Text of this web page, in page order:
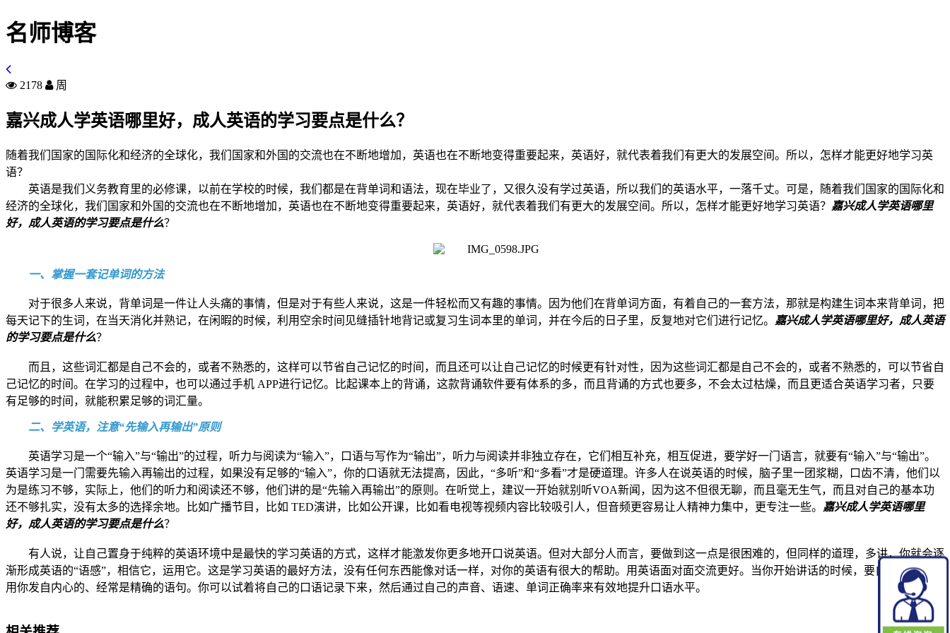
名师博客
2178 周
嘉兴成人学英语哪里好，成人英语的学习要点是什么？
随着我们国家的国际化和经济的全球化，我们国家和外国的交流也在不断地增加，英语也在不断地变得重要起来，英语好，就代表着我们有更大的发展空间。所以，怎样才能更好地学习英
语？
英语是我们义务教育里的必修课，以前在学校的时候，我们都是在背单词和语法，现在毕业了，又很久没有学过英语，所以我们的英语水平，一落千丈。可是，随着我们国家的国际化和
经济的全球化，我们国家和外国的交流也在不断地增加，英语也在不断地变得重要起来，英语好，就代表着我们有更大的发展空间。所以，怎样才能更好地学习英语？ 嘉兴成人学英语哪里
好，成人英语的学习要点是什么？
一、掌握一套记单词的方法
对于很多人来说，背单词是一件让人头痛的事情，但是对于有些人来说，这是一件轻松而又有趣的事情。因为他们在背单词方面，有着自己的一套方法，那就是构建生词本来背单词，把
每天记下的生词，在当天消化并熟记，在闲暇的时候，利用空余时间见缝插针地背记或复习生词本里的单词，并在今后的日子里，反复地对它们进行记忆。 嘉兴成人学英语哪里好，成人英语
的学习要点是什么？
而且，这些词汇都是自己不会的，或者不熟悉的，这样可以节省自己记忆的时间，而且还可以让自己记忆的时候更有针对性，因为这些词汇都是自己不会的，或者不熟悉的，可以节省自
己记忆的时间。在学习的过程中，也可以通过手机 APP进行记忆。比起课本上的背诵，这款背诵软件要有体系的多，而且背诵的方式也要多，不会太过枯燥，而且更适合英语学习者，只要
有足够的时间，就能积累足够的词汇量。
二、学英语，注意“先输入再输出”原则
英语学习是一个“输入”与“输出”的过程，听力与阅读为“输入”，口语与写作为“输出”，听力与阅读并非独立存在，它们相互补充，相互促进，要学好一门语言，就要有“输入”与“输出”。
英语学习是一门需要先输入再输出的过程，如果没有足够的“输入”，你的口语就无法提高，因此，“多听”和“多看”才是硬道理。许多人在说英语的时候，脑子里一团浆糊，口齿不清，他们以
为是练习不够，实际上，他们的听力和阅读还不够，他们讲的是“先输入再输出”的原则。在听觉上，建议一开始就别听VOA新闻，因为这不但很无聊，而且毫无生气，而且对自己的基本功
还不够扎实，没有太多的选择余地。比如广播节目，比如 TED演讲，比如公开课，比如看电视等视频内容比较吸引人，但音频更容易让人精神力集中，更专注一些。 嘉兴成人学英语哪里
好，成人英语的学习要点是什么？
有人说，让自己置身于纯粹的英语环境中是最快的学习英语的方式，这样才能激发你更多地开口说英语。但对大部分人而言，要做到这一点是很困难的，但同样的道理，多讲，你就会逐
渐形成英语的“语感”，相信它，运用它。这是学习英语的最好方法，没有任何东西能像对话一样，对你的英语有很大的帮助。用英语面对面交流更好。当你开始讲话的时候，要自然而然地使
用你发自内心的、经常是精确的语句。你可以试着将自己的口语记录下来，然后通过自己的声音、语速、单词正确率来有效地提升口语水平。